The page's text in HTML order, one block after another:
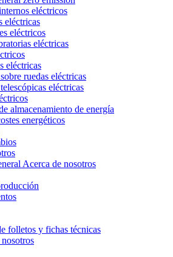
eléctricos
eléctricas
eléctricos
eléctricas
eléctricas
ruedas eléctricas
eléctricas
almacenamiento de energía
energéticos
Acerca de nosotros
folletos y fichas técnicas